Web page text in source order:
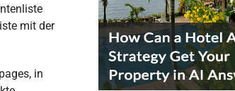
mit der
in